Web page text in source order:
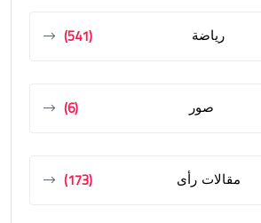
رياضة (541)
صور (6)
مقالات رأى (173)